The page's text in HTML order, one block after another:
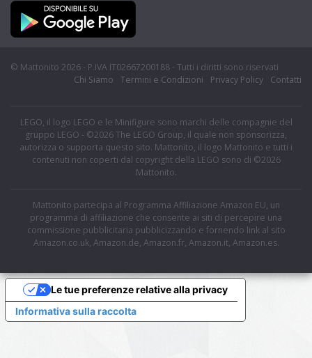
© Mattonito 2026 - P.IVA IT02667200188 - Tutti i diritti sono riservati
Chi Siamo
Termini e Condizioni Privacy Policy Contatti
LEGO, il logo LEGO e le Minifigure sono marchi delle compagnie del
gruppo LEGO - ©2026 The LEGO Group, il quale non sponsorizza,
autorizza o supporta questo sito. Mattonito, il logo Mattonito e tutti i
contenuti non coperti dal copyright della LEGO sono di ©2026
Mattonito.
Mattonito partecipa al Programma Affiliazione Amazon EU, un
programma di affiliazione che consente ai siti di percepire una
commissione pubblicitaria pubblicizzando e fornendo link al sito
Amazon.co.uk, Amazon.de, Amazon.fr, Amazon.it, Amazon.es.
Informativa sulla raccolta
Le tue preferenze relative alla privacy